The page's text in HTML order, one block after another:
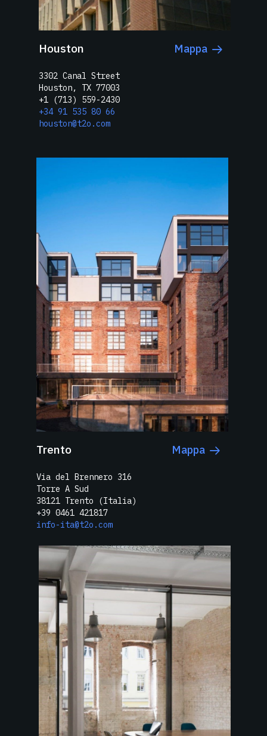
Houston Mappa
3302 Canal Street
Houston, TX 77003
+1 (713) 559-2430
+34 91 535 80 66
houston@t2o.com
Trento Mappa
Via del Brennero 316
Torre A Sud
38121 Trento (Italia)
+39 0461 421817
info-ita@t2o.com